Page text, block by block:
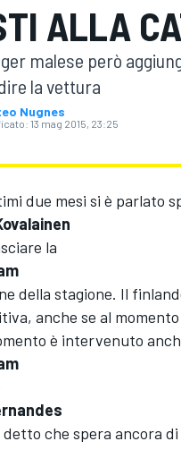
WEC
ALLA
malese però
la vettura
Nugnes
13 mag 2015, 23:25
due mesi si è parlato
la
della stagione. Il
anche se al
è intervenuto
detto che spera ancora